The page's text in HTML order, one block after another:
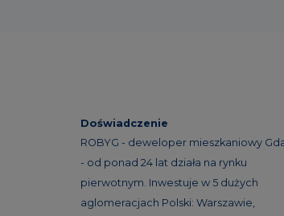
Doświadczenie
ROBYG - deweloper mieszkaniowy
- od ponad 24 lat działa na rynku
pierwotnym. Inwestuje w 5 dużych
aglomeracjach Polski: Warszawie,